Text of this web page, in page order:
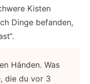
Kisten
Dinge befanden,
Händen. Was
die du vor 3